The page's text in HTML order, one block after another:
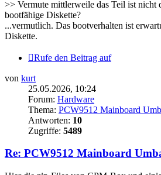
>> Vermute mittlerweile das Teil ist nicht
bootfähige Diskette?
...vermutlich. Das bootverhalten ist
Diskette.
Rufe den Beitrag auf
von kurt
25.05.2026, 10:24
Forum: Hardware
Thema: PCW9512 Mainboard
Antworten: 10
Zugriffe: 5489
Re: PCW9512 Mainboard